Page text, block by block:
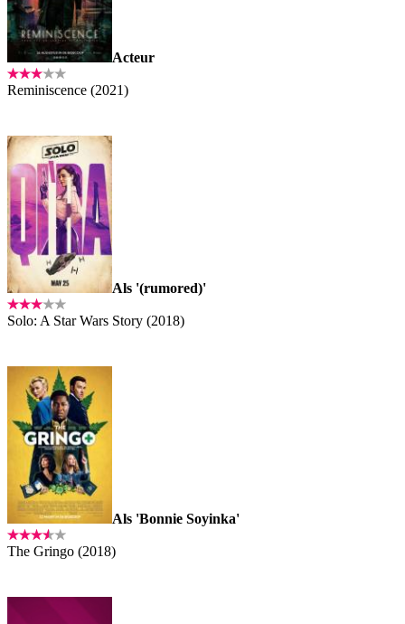
Acteur
Reminiscence (2021)
Als '(rumored)'
Solo: A Star Wars Story (2018)
Als 'Bonnie Soyinka'
The Gringo (2018)